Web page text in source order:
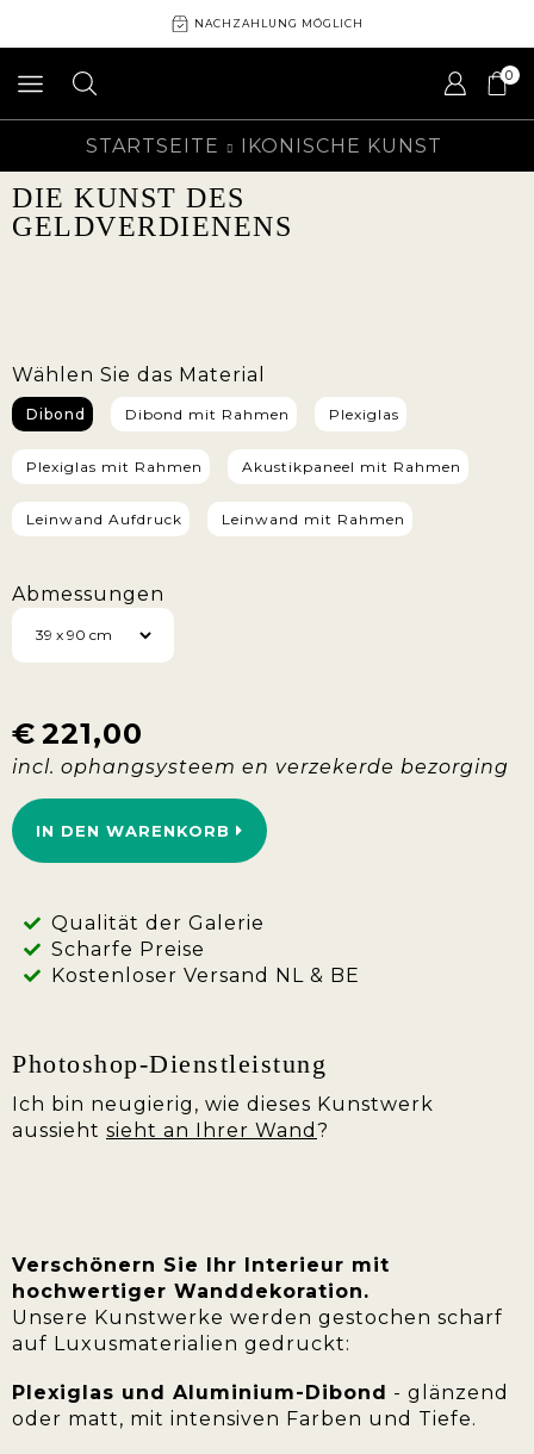
NACHZAHLUNG MÖGLICH
0
STARTSEITE IKONISCHE KUNST
DIE KUNST DES
GELDVERDIENENS
Wählen Sie das Material
Dibond Dibond mit Rahmen Plexiglas
Plexiglas mit Rahmen Akustikpaneel mit Rahmen
Leinwand Aufdruck Leinwand mit Rahmen
Abmessungen
€ 221,00
IN DEN WARENKORB
Qualität der Galerie
Scharfe Preise
Kostenloser Versand NL & BE
Photoshop-Dienstleistung
Ich bin neugierig, wie dieses Kunstwerk
aussieht sieht an Ihrer Wand ?
Verschönern Sie Ihr Interieur mit
hochwertiger Wanddekoration.
Unsere Kunstwerke werden gestochen scharf
auf Luxusmaterialien gedruckt:
Plexiglas und Aluminium-Dibond - glänzend
oder matt, mit intensiven Farben und Tiefe.